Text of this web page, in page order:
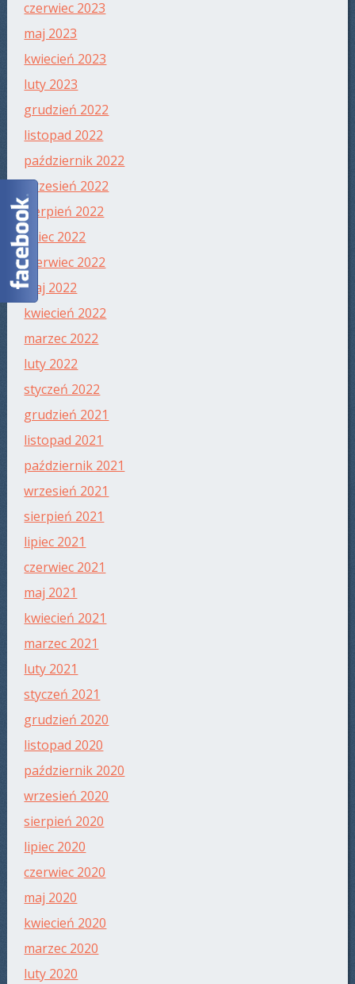
czerwiec 2023
maj 2023
kwiecień 2023
luty 2023
grudzień 2022
listopad 2022
październik 2022
wrzesień 2022
sierpień 2022
lipiec 2022
czerwiec 2022
maj 2022
kwiecień 2022
marzec 2022
luty 2022
styczeń 2022
grudzień 2021
listopad 2021
październik 2021
wrzesień 2021
sierpień 2021
lipiec 2021
czerwiec 2021
maj 2021
kwiecień 2021
marzec 2021
luty 2021
styczeń 2021
grudzień 2020
listopad 2020
październik 2020
wrzesień 2020
sierpień 2020
lipiec 2020
czerwiec 2020
maj 2020
kwiecień 2020
marzec 2020
luty 2020